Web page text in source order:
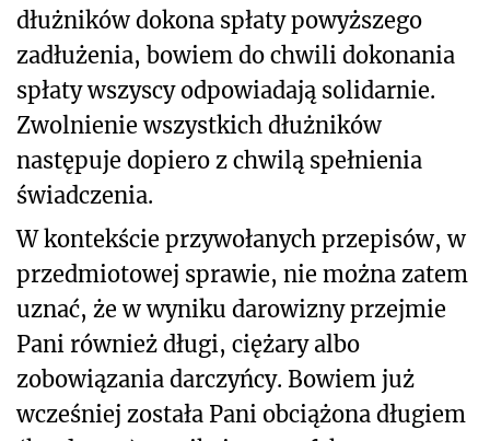
dłużników dokona spłaty powyższego
zadłużenia, bowiem do chwili dokonania
spłaty wszyscy odpowiadają solidarnie.
Zwolnienie wszystkich dłużników
następuje dopiero z chwilą spełnienia
świadczenia.
W kontekście przywołanych przepisów, w
przedmiotowej sprawie, nie można zatem
uznać, że w wyniku darowizny przejmie
Pani również długi, ciężary albo
zobowiązania darczyńcy. Bowiem już
wcześniej została Pani obciążona długiem